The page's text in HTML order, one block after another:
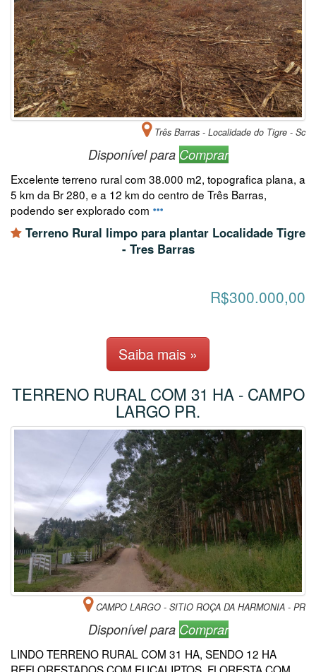
Três Barras - Localidade do Tigre - Sc
Disponível para Comprar
Excelente terreno rural com 38.000 m2, topografica plana, a
5 km da Br 280, e a 12 km do centro de Três Barras,
podendo ser explorado com
Terreno Rural limpo para plantar Localidade Tigre
- Tres Barras
R$300.000,00
Saiba mais »
TERRENO RURAL COM 31 HA - CAMPO
LARGO PR.
CAMPO LARGO - SITIO ROÇA DA HARMONIA - PR
Disponível para Comprar
LINDO TERRENO RURAL COM 31 HA, SENDO 12 HA